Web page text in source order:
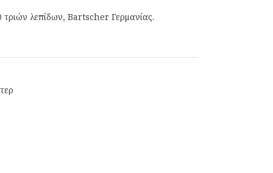
λεπίδων, Bartscher Γερμανίας.